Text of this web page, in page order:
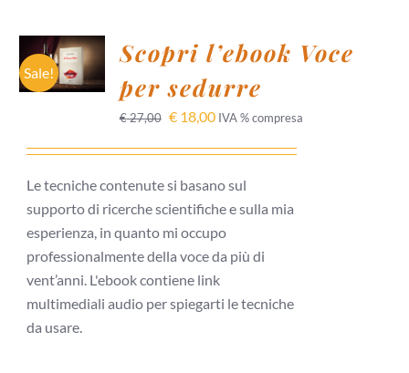
Sale!
AL
CARRELLO
/
Scopri l’ebook Voce
per sedurre
€27,00 €18,00 IVA % compresa
Le tecniche contenute si basano sul
supporto di ricerche scientifiche e sulla mia
esperienza, in quanto mi occupo
professionalmente della voce da più di
vent’anni. L'ebook contiene link
multimediali audio per spiegarti le tecniche
da usare.